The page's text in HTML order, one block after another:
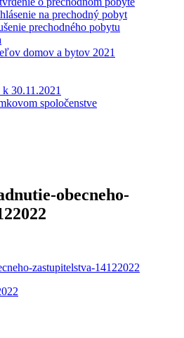
na prechodný pobyt
prechodného pobytu
domov a bytov 2021
30.11.2021
spoločenstve
obecneho-
zastupitelstva-14122022